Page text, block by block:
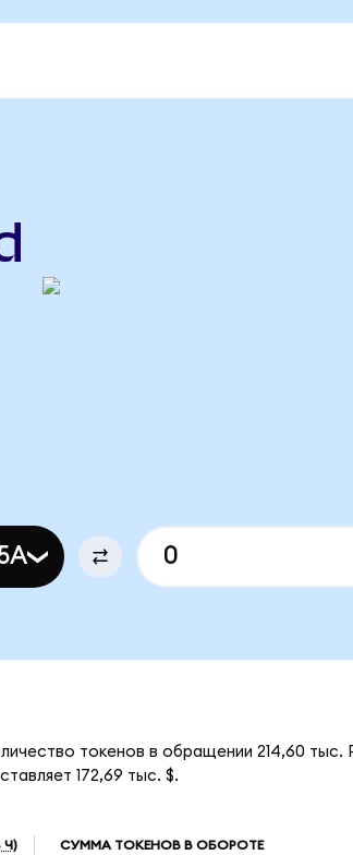
токенов в обращении 214,60 тыс.
172,69 тыс. $.
Ч) СУММА ТОКЕНОВ В ОБОРОТЕ